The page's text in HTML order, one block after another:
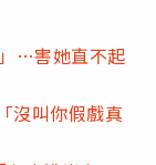
…害她直不起
沒叫你假戲真